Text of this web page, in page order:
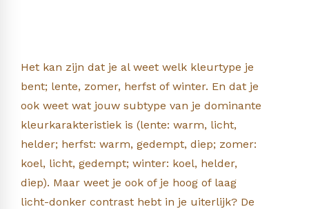
Het kan zijn dat je al weet welk kleurtype je
bent; lente, zomer, herfst of winter. En dat je
ook weet wat jouw subtype van je dominante
kleurkarakteristiek is (lente: warm, licht,
helder; herfst: warm, gedempt, diep; zomer:
koel, licht, gedempt; winter: koel, helder,
diep). Maar weet je ook of je hoog of laag
licht-donker contrast hebt in je uiterlijk? De